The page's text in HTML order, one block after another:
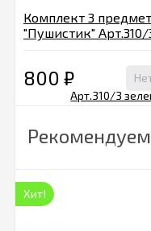
Комплект 3
"Пушистик"
800 ₽
Хит!